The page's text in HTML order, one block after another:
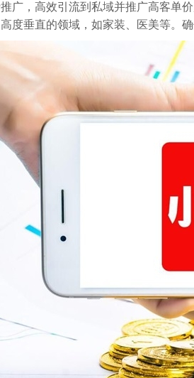
广，高效引流到私域并推广高客单价
度垂直的领域，如家装、医美等。